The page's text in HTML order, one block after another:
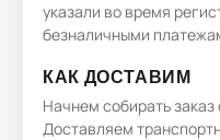
указали во время
безналичными
КАК ДОСТАВИМ
Начнем собирать
Доставляем